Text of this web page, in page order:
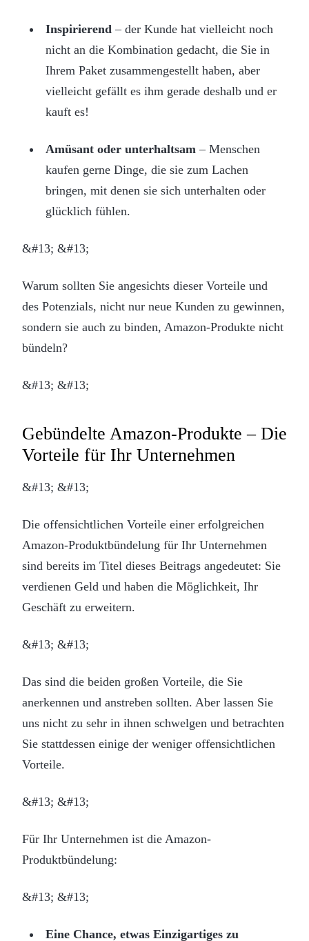
Inspirierend– der Kunde hat vielleicht noch
nicht an die Kombination gedacht, die Sie in
Ihrem Paket zusammengestellt haben, aber
vielleicht gefällt es ihm gerade deshalb und er
kauft es!
Amüsant oder unterhaltsam– Menschen
kaufen gerne Dinge, die sie zum Lachen
bringen, mit denen sie sich unterhalten oder
glücklich fühlen.
&#13; &#13;
Warum sollten Sie angesichts dieser Vorteile und
des Potenzials, nicht nur neue Kunden zu gewinnen,
sondern sie auch zu binden, Amazon-Produkte nicht
bündeln?
&#13; &#13;
Gebündelte Amazon-Produkte – Die
Vorteile für Ihr Unternehmen
&#13; &#13;
Die offensichtlichen Vorteile einer erfolgreichen
Amazon-Produktbündelung für Ihr Unternehmen
sind bereits im Titel dieses Beitrags angedeutet: Sie
verdienen Geld und haben die Möglichkeit, Ihr
Geschäft zu erweitern.
&#13; &#13;
Das sind die beiden großen Vorteile, die Sie
anerkennen und anstreben sollten. Aber lassen Sie
uns nicht zu sehr in ihnen schwelgen und betrachten
Sie stattdessen einige der weniger offensichtlichen
Vorteile.
&#13; &#13;
Für Ihr Unternehmen ist die Amazon-
Produktbündelung:
&#13; &#13;
Eine Chance, etwas Einzigartiges zu